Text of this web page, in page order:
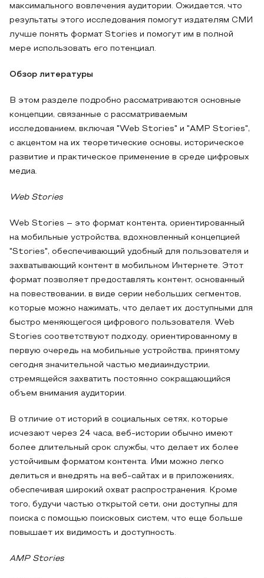
максимального вовлечения аудитории. Ожидается, что
результаты этого исследования помогут издателям СМИ
лучше понять формат Stories и помогут им в полной
мере использовать его потенциал.
Обзор литературы
В этом разделе подробно рассматриваются основные
концепции, связанные с рассматриваемым
исследованием, включая "Web Stories" и "AMP Stories",
с акцентом на их теоретические основы, историческое
развитие и практическое применение в среде цифровых
медиа.
Web Stories
Web Stories – это формат контента, ориентированный
на мобильные устройства, вдохновленный концепцией
"Stories", обеспечивающий удобный для пользователя и
захватывающий контент в мобильном Интернете. Этот
формат позволяет предоставлять контент, основанный
на повествовании, в виде серии небольших сегментов,
которые можно нажимать, что делает их доступными для
быстро меняющегося цифрового пользователя. Web
Stories соответствуют подходу, ориентированному в
первую очередь на мобильные устройства, принятому
сегодня значительной частью медиаиндустрии,
стремящейся захватить постоянно сокращающийся
объем внимания аудитории.
В отличие от историй в социальных сетях, которые
исчезают через 24 часа, веб-истории обычно имеют
более длительный срок службы, что делает их более
устойчивым форматом контента. Ими можно легко
делиться и внедрять на веб-сайтах и в приложениях,
обеспечивая широкий охват распространения. Кроме
того, будучи частью открытой сети, они доступны для
поиска с помощью поисковых систем, что еще больше
повышает их видимость и доступность.
AMP Stories